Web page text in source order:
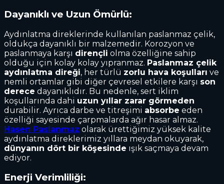
Dayanıklı ve Uzun Ömürlü:
Aydınlatma direklerinde kullanılan paslanmaz çelik,
oldukça dayanıklı bir malzemedir. Korozyon ve
paslanmaya karşı dirençli olma özelliğine sahip
olduğu için kolay kolay yıpranmaz. Paslanmaz çelik
aydınlatma direği, her türlü zorlu hava koşulları ve
nemli ortamlar gibi diğer çevresel etkilere karşı son
derece dayanıklıdır. Bu nedenle, sert iklim
koşullarında dahi uzun yıllar zarar görmeden
durabilir. Ayrıca darbe ve titreşimi absorbe eden
özelliği sayesinde çarpmalarda ağır hasar almaz.
Hasen Paslanmaz olarak ürettiğimiz yüksek kalite
aydınlatma direklerimiz yıllara meydan okuyarak,
dünyanın dört bir köşesinde ışık saçmaya devam
ediyor.
Enerji Verimliliği: